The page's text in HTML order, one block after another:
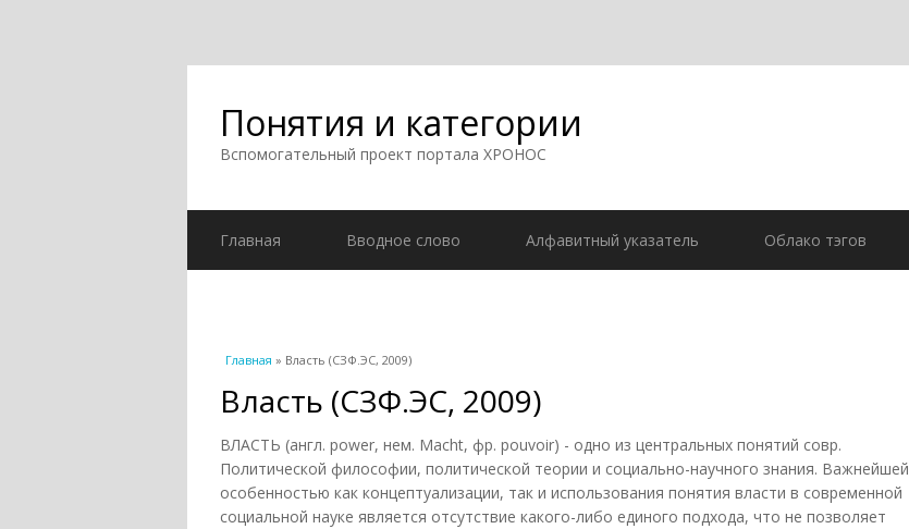
Понятия и категории
Вспомогательный проект портала ХРОНОС
Главная Вводное слово Алфавитный указатель Облако тэгов
Вы здесь
Главная » Власть (СЗФ.ЭС, 2009)
Власть (СЗФ.ЭС, 2009)
ВЛАСТЬ (англ. power, нем. Macht, фр. pouvoir) - одно из центральных понятий совр.
Политической философии, политической теории и социально-научного знания. Важнейшей
особенностью как концептуализации, так и использования понятия власти в современной
социальной науке является отсутствие какого-либо единого подхода, что не позволяет